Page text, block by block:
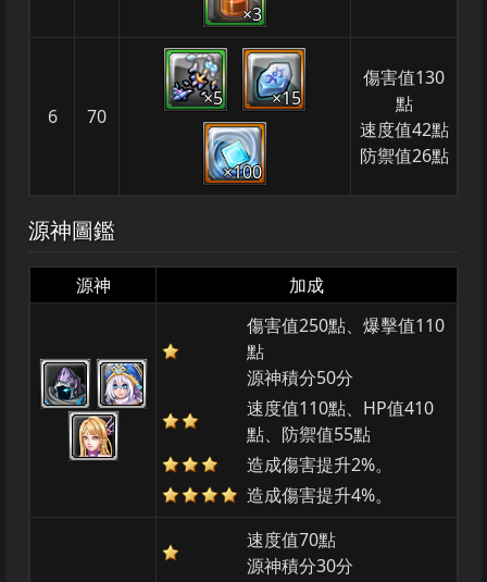
×3
6 70
×5 ×15
×100
傷害值130
點
速度值42點
防禦值26點
源神圖鑑
源神
加成
傷害值250點、爆擊值110
點
源神積分50分
速度值110點、HP值410
點、防禦值55點
造成傷害提升2%。
造成傷害提升4%。
速度值70點
源神積分30分